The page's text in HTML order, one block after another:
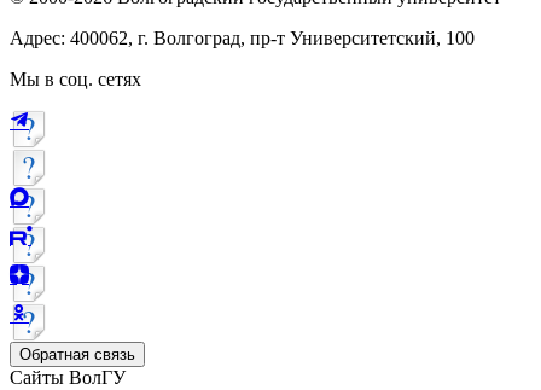
Адрес: 400062, г. Волгоград, пр-т Университетский, 100
Мы в соц. сетях
Обратная связь
Сайты ВолГУ